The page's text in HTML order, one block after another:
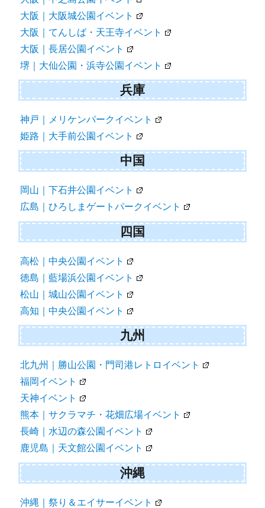
大阪｜大阪城公園イベント
大阪｜てんしば・天王寺イベント
大阪｜長居公園イベント
堺｜大仙公園・浜寺公園イベント
兵庫
神戸｜メリケンパークイベント
姫路｜大手前公園イベント
中国
岡山｜下石井公園イベント
広島｜ひろしまゲートパークイベント
四国
高松｜中央公園イベント
徳島｜藍場浜公園イベント
松山｜城山公園イベント
高知｜中央公園イベント
九州
北九州｜勝山公園・門司港レトロイベント
福岡イベント
天神イベント
熊本｜サクラマチ・花畑広場イベント
長崎｜水辺の森公園イベント
鹿児島｜天文館公園イベント
沖縄
沖縄｜祭り＆エイサーイベント